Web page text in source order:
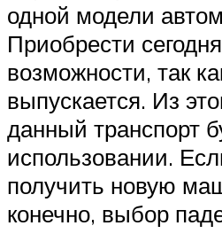
одной модели
Приобрести
возможности, так
выпускается. Из
данный транспорт
использовании.
получить новую
конечно, выбор